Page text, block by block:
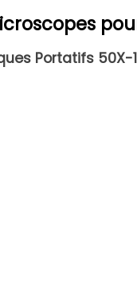
Portatifs 50X-